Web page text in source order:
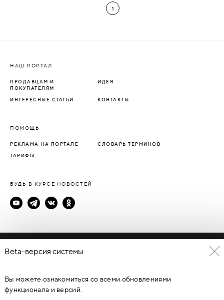
1
НАШ ПОРТАЛ
ПРОДАВЦАМ И
ПОКУПАТЕЛЯМ
ИДЕЯ
ИНТЕРЕСНЫЕ СТАТЬИ КОНТАКТЫ
ПОМОЩЬ
РЕКЛАМА НА ПОРТАЛЕ СЛОВАРЬ ТЕРМИНОВ
ТАРИФЫ
БУДЬ В КУРСЕ НОВОСТЕЙ
Политика конфиденциальности
© Каталог дверей - DverProf, 2021-2026Материалы сайта
являются объектами авторского права. Запрещается
копирование, распространение, любое использование
Beta-версия системы
Вы можете ознакомиться со всеми обновлениями
функционала и версий.